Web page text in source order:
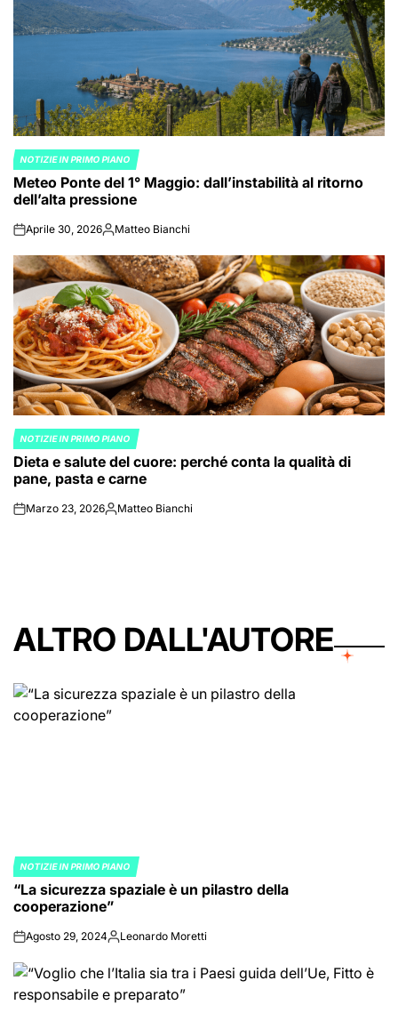
POSTED
IN
NOTIZIE IN PRIMO PIANO
Meteo Ponte del 1° Maggio: dall’instabilità al ritorno
dell’alta pressione
onAprile 30, 2026Posted
Matteo Bianchi
POSTED
IN
NOTIZIE IN PRIMO PIANO
Dieta e salute del cuore: perché conta la qualità di
pane, pasta e carne
onMarzo 23, 2026Posted
Matteo Bianchi
ALTRO DALL'AUTORE
POSTED
IN
NOTIZIE IN PRIMO PIANO
“La sicurezza spaziale è un pilastro della
cooperazione”
onAgosto 29, 2024Posted
Leonardo Moretti